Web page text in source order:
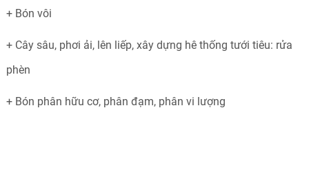
+ Bón vôi
+ Cây sâu, phơi ải, lên liếp, xây dựng hê thống tưới tiêu: rửa
phèn
+ Bón phân hữu cơ, phân đạm, phân vi lượng